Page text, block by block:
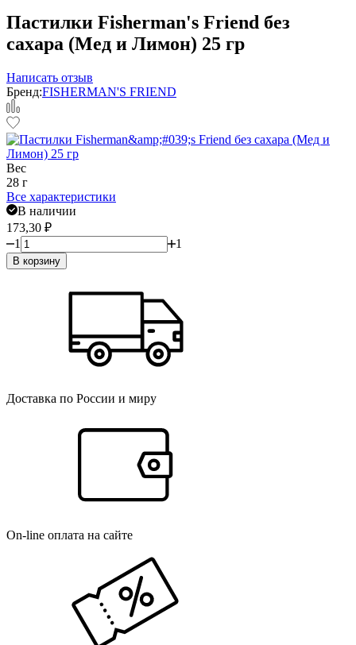
Пастилки Fisherman's Friend без
сахара (Мед и Лимон) 25 гр
Написать отзыв
Бренд:FISHERMAN'S FRIEND
Вес
28 г
Все характеристики
В наличии
173,30 ₽
1
1
В корзину
Доставка по России и миру
On-line оплата на сайте